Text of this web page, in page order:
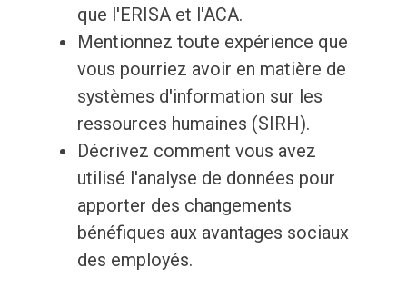
que l'ERISA et l'ACA.
Mentionnez toute expérience que
vous pourriez avoir en matière de
systèmes d'information sur les
ressources humaines (SIRH).
Décrivez comment vous avez
utilisé l'analyse de données pour
apporter des changements
bénéfiques aux avantages sociaux
des employés.